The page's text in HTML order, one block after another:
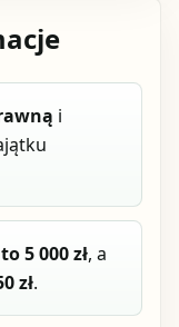
i
5 000 zł, a
zł.